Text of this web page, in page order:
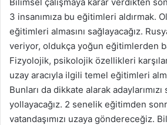
3 insanımıza bu eğitimleri aldırmak.
eğitimleri almasını sağlayacağız.
veriyor, oldukça yoğun eğitimlerden
Fizyolojik, psikolojik özellikleri
uzay aracıyla ilgili temel eğitimleri
Bunları da dikkate alarak
yollayacağız. 2 senelik eğitimden
vatandaşımızı uzaya göndereceğiz.